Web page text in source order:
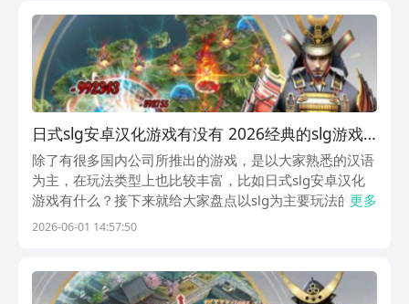
日式slg安卓汉化游戏有没有 2026经典的slg游戏
下载合集
除了有很多国内公司所推出的游戏，是以大家熟悉的汉语
为主，在玩法类型上也比较丰富，比如日式slg安卓汉化
游戏有什么？接下来就给大家盘点以slg为主要玩法的手
游，推荐大家来九游app。是手游福利性价比第一名的游
更多
2026-06-01 14:57:50